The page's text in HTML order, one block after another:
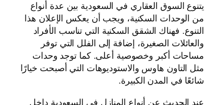
يتنوع السوق العقاري في السعودية بين عدة أنواع
من الوحدات السكنية، ويجب أن يعكس الإعلان هذا
التنوع. فهناك الشقق السكنية التي تناسب الأفراد
والعائلات الصغيرة، إضافة إلى الفلل التي توفر
مساحات أكبر وخصوصية أعلى. كما توجد وحدات
مثل التاون هاوس والاستوديوهات التي أصبحت خيارًا
شائعًا في المدن الكبيرة.
عند الحديث عن أنواع المنازل في السعودية داخل